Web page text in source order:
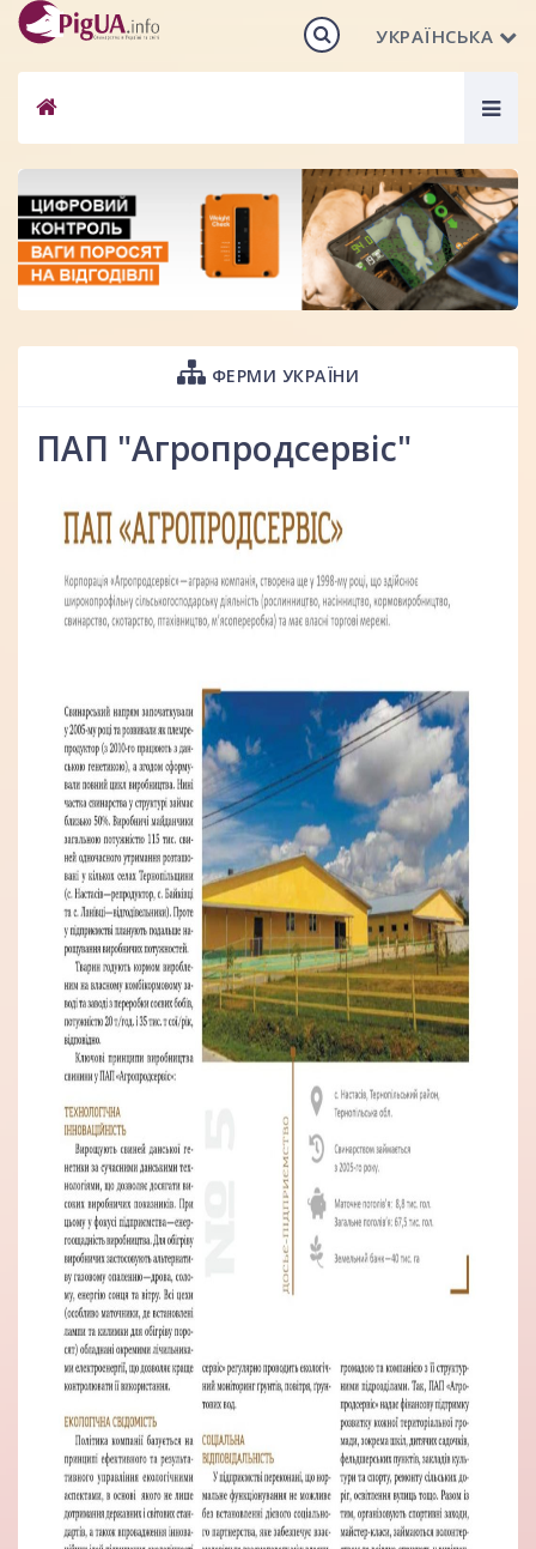
УКРАЇНСЬКА
ФЕРМИ УКРАЇНИ
ПАП "Агропродсервіс"